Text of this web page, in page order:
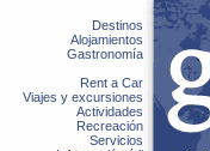
Destinos
Alojamientos
Gastronomía
Rent a Car
Viajes y excursiones
Actividades
Recreación
Servicios